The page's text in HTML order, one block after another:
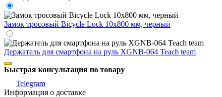
Замок тросовый Bicycle Lock 10х800 мм, черный
Держатель для смартфона на руль XGNB-064 Teach team
Быстрая консультация по товару
Telegram
Информация о доставке